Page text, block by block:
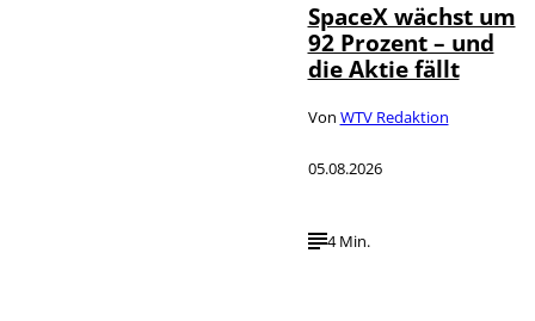
SpaceX wächst um
92 Prozent – und
die Aktie fällt
Von WTV Redaktion
05.08.2026
4 Min.